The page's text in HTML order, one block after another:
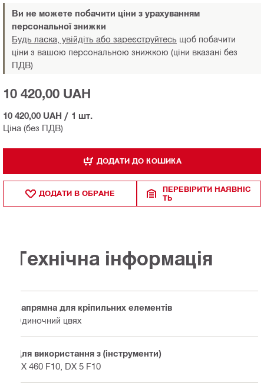
Ви не можете побачити ціни з урахуванням
персональної знижки
Будь ласка, увійдіть або зареєструйтесь щоб побачити
ціни з вашою персональною знижкою (ціни вказані без
ПДВ)
Ціна (без ПДВ)
10 420,00 UAH
10 420,00 UAH / 1 шт.
ДОДАТИ ДО КОШИКА
ДОДАТИ В ОБРАНЕ
ПЕРЕВІРИТИ НАЯВНІС
ТЬ
Технічна інформація
Напрямна для кріпильних елементів
Одиночний цвях
Для використання з (інструменти)
DX 460 F10, DX 5 F10